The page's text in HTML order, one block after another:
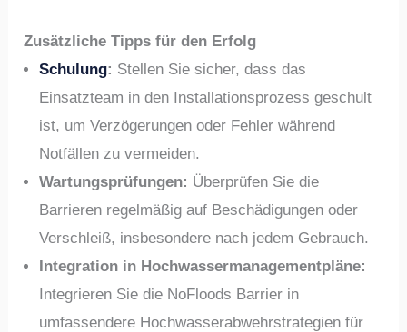
Zusätzliche Tipps für den Erfolg
Schulung: Stellen Sie sicher, dass das
Einsatzteam in den Installationsprozess geschult
ist, um Verzögerungen oder Fehler während
Notfällen zu vermeiden.
Wartungsprüfungen: Überprüfen Sie die
Barrieren regelmäßig auf Beschädigungen oder
Verschleiß, insbesondere nach jedem Gebrauch.
Integration in Hochwassermanagementpläne:
Integrieren Sie die NoFloods Barrier in
umfassendere Hochwasserabwehrstrategien für